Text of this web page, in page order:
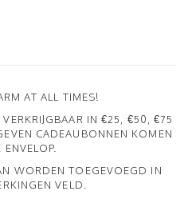
AT ALL TIMES!
IN €25, €50, €75
CADEAUBONNEN KOMEN
WORDEN TOEGEVOEGD IN
VELD.